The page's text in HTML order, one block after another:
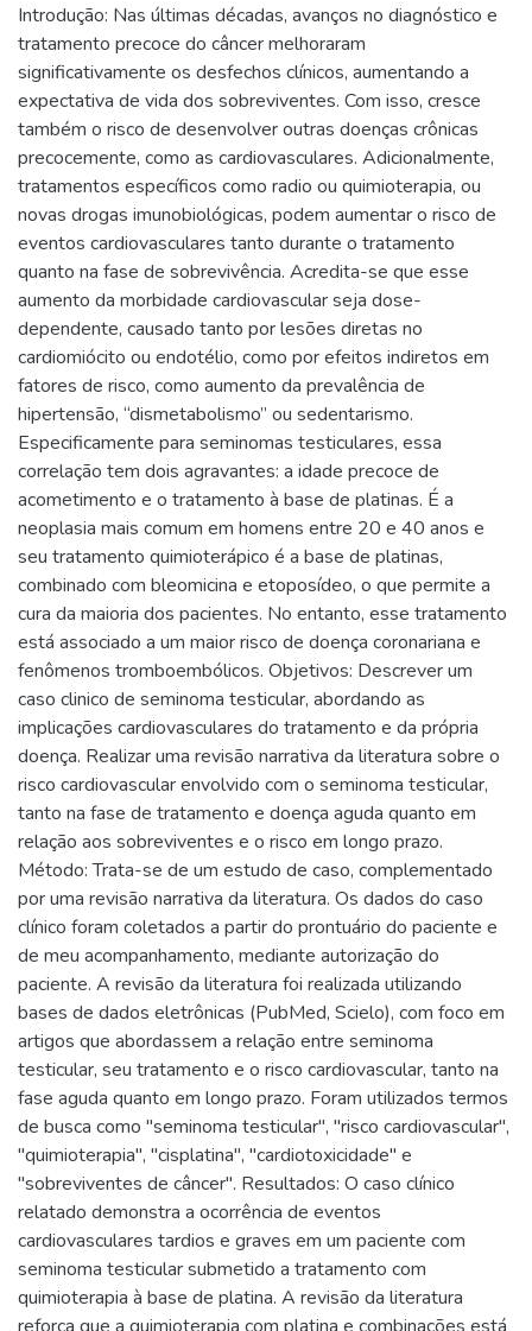
Introdução: Nas últimas décadas, avanços no diagnóstico e
tratamento precoce do câncer melhoraram
significativamente os desfechos clínicos, aumentando a
expectativa de vida dos sobreviventes. Com isso, cresce
também o risco de desenvolver outras doenças crônicas
precocemente, como as cardiovasculares. Adicionalmente,
tratamentos específicos como radio ou quimioterapia, ou
novas drogas imunobiológicas, podem aumentar o risco de
eventos cardiovasculares tanto durante o tratamento
quanto na fase de sobrevivência. Acredita-se que esse
aumento da morbidade cardiovascular seja dose-
dependente, causado tanto por lesões diretas no
cardiomiócito ou endotélio, como por efeitos indiretos em
fatores de risco, como aumento da prevalência de
hipertensão, “dismetabolismo” ou sedentarismo.
Especificamente para seminomas testiculares, essa
correlação tem dois agravantes: a idade precoce de
acometimento e o tratamento à base de platinas. É a
neoplasia mais comum em homens entre 20 e 40 anos e
seu tratamento quimioterápico é a base de platinas,
combinado com bleomicina e etoposídeo, o que permite a
cura da maioria dos pacientes. No entanto, esse tratamento
está associado a um maior risco de doença coronariana e
fenômenos tromboembólicos. Objetivos: Descrever um
caso clinico de seminoma testicular, abordando as
implicações cardiovasculares do tratamento e da própria
doença. Realizar uma revisão narrativa da literatura sobre o
risco cardiovascular envolvido com o seminoma testicular,
tanto na fase de tratamento e doença aguda quanto em
relação aos sobreviventes e o risco em longo prazo.
Método: Trata-se de um estudo de caso, complementado
por uma revisão narrativa da literatura. Os dados do caso
clínico foram coletados a partir do prontuário do paciente e
de meu acompanhamento, mediante autorização do
paciente. A revisão da literatura foi realizada utilizando
bases de dados eletrônicas (PubMed, Scielo), com foco em
artigos que abordassem a relação entre seminoma
testicular, seu tratamento e o risco cardiovascular, tanto na
fase aguda quanto em longo prazo. Foram utilizados termos
de busca como "seminoma testicular", "risco cardiovascular",
"quimioterapia", "cisplatina", "cardiotoxicidade" e
"sobreviventes de câncer". Resultados: O caso clínico
relatado demonstra a ocorrência de eventos
cardiovasculares tardios e graves em um paciente com
seminoma testicular submetido a tratamento com
quimioterapia à base de platina. A revisão da literatura